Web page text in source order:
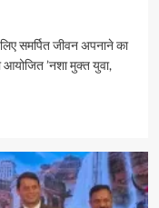
समर्पित जीवन अपनाने का
आयोजित ’नशा मुक्त युवा,